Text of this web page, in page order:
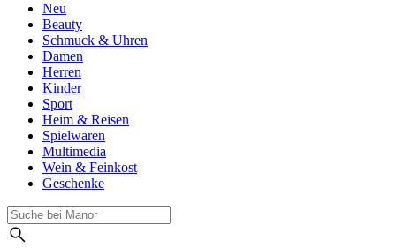
Neu
Beauty
Schmuck & Uhren
Damen
Herren
Kinder
Sport
Heim & Reisen
Spielwaren
Multimedia
Wein & Feinkost
Geschenke